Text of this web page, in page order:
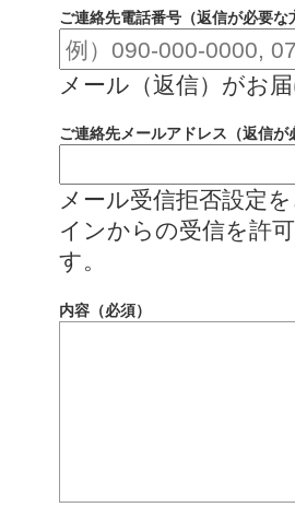
ご連絡先電話番号（返信が必要な
メール（返信）がお
ご連絡先メールアドレス（返信が
メール受信拒否設定
インからの受信を許
す。
内容（必須）